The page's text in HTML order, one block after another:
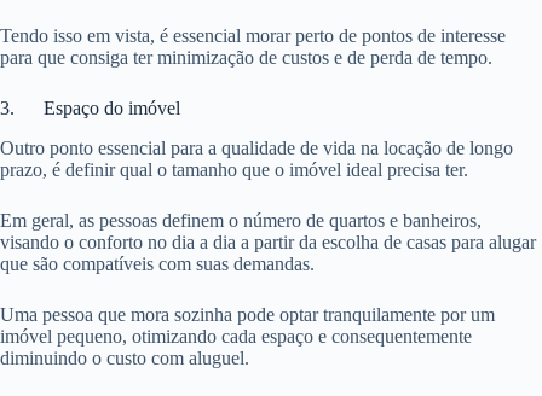
Tendo isso em vista, é essencial morar perto de pontos de interesse
para que consiga ter minimização de custos e de perda de tempo.
3. Espaço do imóvel
Outro ponto essencial para a qualidade de vida na locação de longo
prazo, é definir qual o tamanho que o imóvel ideal precisa ter.
Em geral, as pessoas definem o número de quartos e banheiros,
visando o conforto no dia a dia a partir da escolha de casas para alugar
que são compatíveis com suas demandas.
Uma pessoa que mora sozinha pode optar tranquilamente por um
imóvel pequeno, otimizando cada espaço e consequentemente
diminuindo o custo com aluguel.